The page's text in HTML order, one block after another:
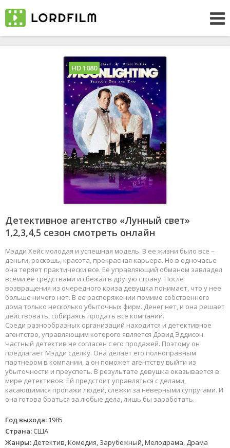
Детективное агентство «Лунный свет»
1,2,3,4,5 сезон смотреть онлайн
Мэдди Хейс молодая и успешная модель. В ее жизни было все –
деньги, роскошь, красота, прекрасная карьера. Но в одночасье
она теряет практически все. Ее управляющий обманом завладел
всеми ее средствами и сбежал в другую страну. После
возвращения из очередного криза девушка понимает, что у нее
больше ничего нет. В ее распоряжении помимо собственного
дома только несколько убыточных фирм. Денег нет, и она решает
действовать, собираясь продать все компании.
Среди разнообразных организаций находится и детективное
агентство, управляющим которого является Дэвид Эддисон.
Частный детектив не согласен с его продажей. Поэтому он
предлагает Мэдди сделку. Она делает его полноправным
партнером в компании, а он поможет агентству выйти из
убыточности и преуспеть. В результате девушка оказывается в
мире детективов. Ей предстоит управляться с делами,
касающимися пропажи людей, слежки за неверными супругами. И
она готова браться за любые дела, лишь бы заработать.
Год выхода: 1985
Страна: США
Жанры: Детектив, Комедия, Зарубежный, Мелодрама, Драма
HD 1080